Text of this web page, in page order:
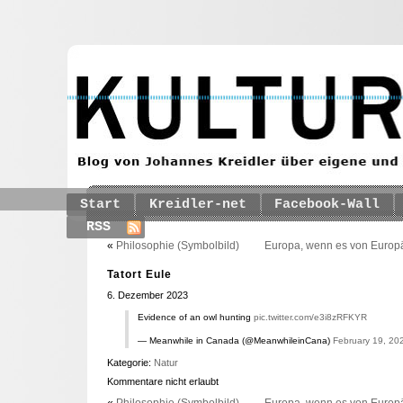
Start Kreidler-net
Facebook-Wall
RSS
« Philosophie (Symbolbild) Europa, wenn es von
Tatort Eule
6. Dezember 2023
Evidence of an owl hunting pic.twitter.com/e3i8zRFKYR
— Meanwhile in Canada (@MeanwhileinCana) February 19,
Kategorie: Natur
Kommentare nicht erlaubt